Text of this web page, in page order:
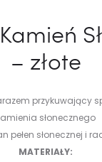
– złote
przykuwający
słonecznego
pełen słonecznej i
MATERIAŁY: